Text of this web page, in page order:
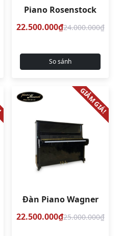
Piano Rosenstock
22.500.000₫24.000.000₫
So sánh
GIẢM GIÁ!
Đàn Piano Wagner
22.500.000₫25.000.000₫